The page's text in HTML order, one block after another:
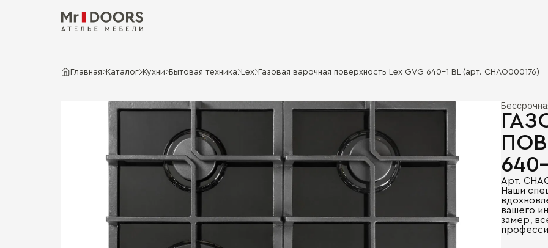
Главная Каталог Кухни Бытовая техника Lex Газовая варочная поверхность Lex GVG 640-1 BL (арт. CHAO000176)
Арт.
Наши
вашего
замер ,